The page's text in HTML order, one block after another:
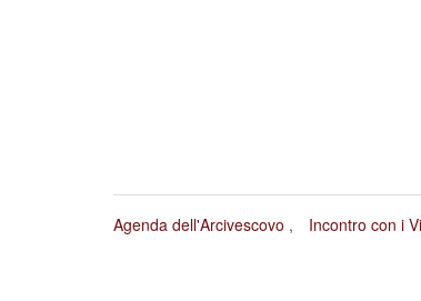
Agenda dell'Arcivescovo Incontro con i